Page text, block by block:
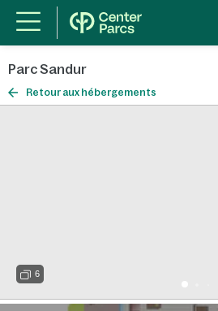
Parc Sandur
Retour aux hébergements
6